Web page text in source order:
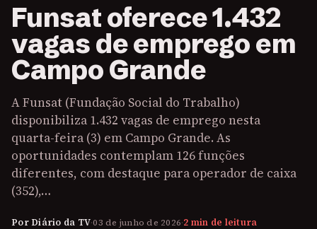
Funsat oferece 1.432
vagas de emprego em
Campo Grande
A Funsat (Fundação Social do Trabalho)
disponibiliza 1.432 vagas de emprego nesta
quarta-feira (3) em Campo Grande. As
oportunidades contemplam 126 funções
diferentes, com destaque para operador de caixa
(352),…
Por Diário da TV·03 de junho de 2026·2 min de leitura